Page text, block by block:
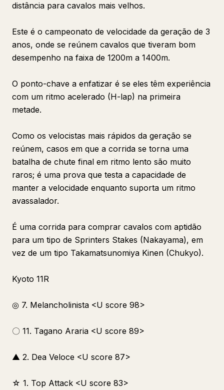
distância para cavalos mais velhos.
Este é o campeonato de velocidade da geração de 3
anos, onde se reúnem cavalos que tiveram bom
desempenho na faixa de 1200m a 1400m.
O ponto-chave a enfatizar é se eles têm experiência
com um ritmo acelerado (H-lap) na primeira
metade.
Como os velocistas mais rápidos da geração se
reúnem, casos em que a corrida se torna uma
batalha de chute final em ritmo lento são muito
raros; é uma prova que testa a capacidade de
manter a velocidade enquanto suporta um ritmo
avassalador.
É uma corrida para comprar cavalos com aptidão
para um tipo de Sprinters Stakes (Nakayama), em
vez de um tipo Takamatsunomiya Kinen (Chukyo).
Kyoto 11R
◎ 7. Melancholinista <U score 98>
〇 11. Tagano Araria <U score 89>
▲ 2. Dea Veloce <U score 87>
☆ 1. Top Attack <U score 83>